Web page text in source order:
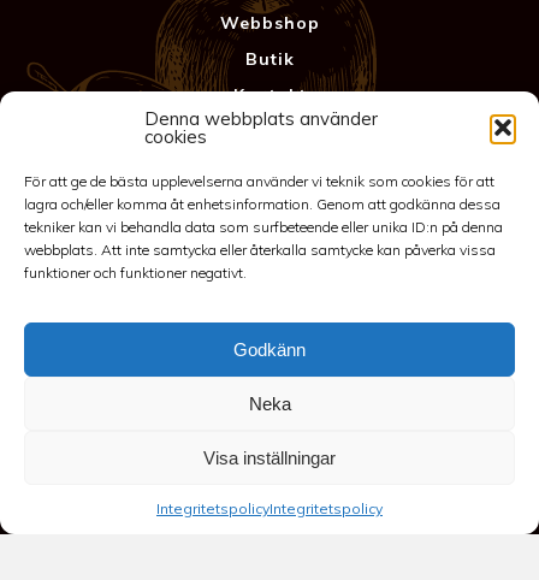
Denna webbplats använder
cookies
För att ge de bästa upplevelserna använder vi teknik som cookies för att
lagra och/eller komma åt enhetsinformation. Genom att godkänna dessa
tekniker kan vi behandla data som surfbeteende eller unika ID:n på denna
webbplats. Att inte samtycka eller återkalla samtycke kan påverka vissa
funktioner och funktioner negativt.
Godkänn
Neka
Visa inställningar
IntegritetspolicyIntegritetspolicy
Webbshop
Butik
Kontakt
Anläggning
Integritetspolicy
©2026 Spakarps plantskola
- spakarp@outlook.com
Spakarp 1, 575 95